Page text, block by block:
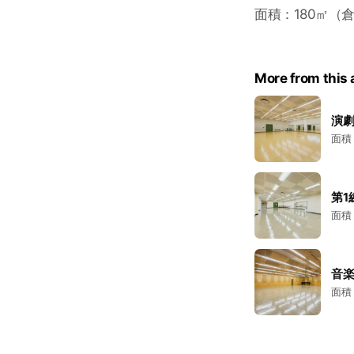
面積：180㎡（
More from this
演
面
第1
面積
音
面